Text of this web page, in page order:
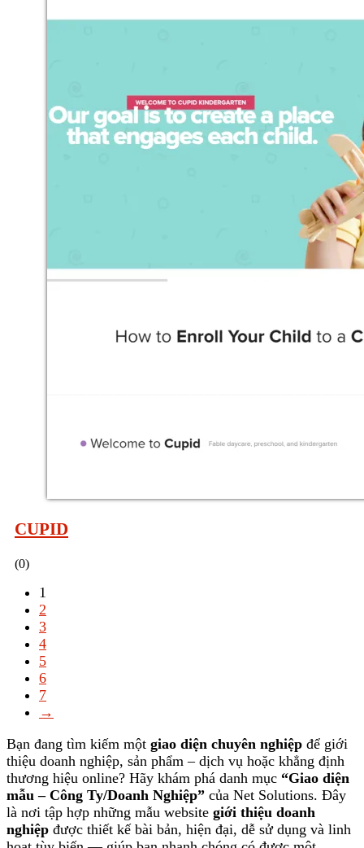
CUPID
(0)
1
2
3
4
5
6
7
→
Bạn đang tìm kiếm một giao diện chuyên nghiệp để giới
thiệu doanh nghiệp, sản phẩm – dịch vụ hoặc khẳng định
thương hiệu online? Hãy khám phá danh mục “Giao diện
mẫu – Công Ty/Doanh Nghiệp” của Net Solutions. Đây
là nơi tập hợp những mẫu website giới thiệu doanh
nghiệp được thiết kế bài bản, hiện đại, dễ sử dụng và linh